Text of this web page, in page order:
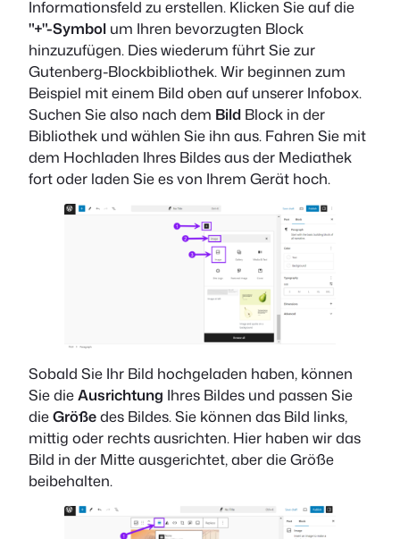
Informationsfeld zu erstellen. Klicken Sie auf die
"+"-Symbol um Ihren bevorzugten Block
hinzuzufügen. Dies wiederum führt Sie zur
Gutenberg-Blockbibliothek. Wir beginnen zum
Beispiel mit einem Bild oben auf unserer Infobox.
Suchen Sie also nach dem Bild Block in der
Bibliothek und wählen Sie ihn aus. Fahren Sie mit
dem Hochladen Ihres Bildes aus der Mediathek
fort oder laden Sie es von Ihrem Gerät hoch.
Sobald Sie Ihr Bild hochgeladen haben, können
Sie dieAusrichtung Ihres Bildes und passen Sie
dieGrößedes Bildes. Sie können das Bild links,
mittig oder rechts ausrichten. Hier haben wir das
Bild in der Mitte ausgerichtet, aber die Größe
beibehalten.